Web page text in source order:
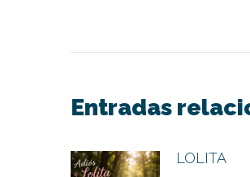
entre
Entradas
LOLITA